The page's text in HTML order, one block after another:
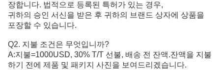
장합니다. 법적으로 등록된 특허가 있는 경우,
귀하의 승인 서신을 받은 후 귀하의 브랜드 상자에 상품을
포장할 수 있습니다.
Q2. 지불 조건은 무엇입니까?
A:지불=1000USD, 30% T/T 선불, 배송 전 잔액.잔액을 지불
하기 전에 제품 및 패키지 사진을 보여드리겠습니다.